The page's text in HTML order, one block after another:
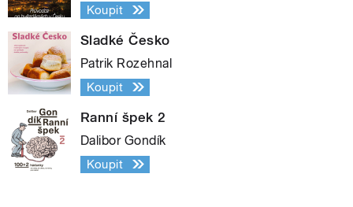
Koupit
Sladké Česko
Patrik Rozehnal
Koupit
Ranní špek 2
Dalibor Gondík
Koupit